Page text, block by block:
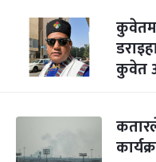
कुवेत